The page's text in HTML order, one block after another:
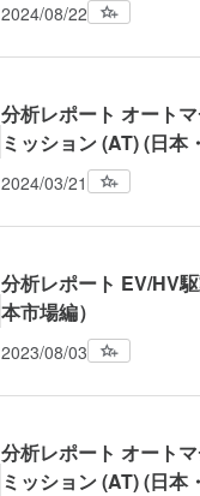
2024/08/22
分析レポート オート
ミッション (AT) (⽇本
2024/03/21
分析レポート EV/HV
本市場編）
2023/08/03
分析レポート オート
ミッション (AT) (⽇本